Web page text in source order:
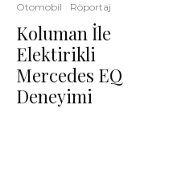
Otomobil Röportaj
Koluman İle
Elektirikli
Mercedes EQ
Deneyimi